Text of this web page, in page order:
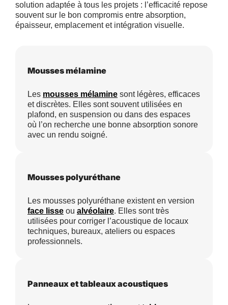
solution adaptée à tous les projets : l’efficacité repose
souvent sur le bon compromis entre absorption,
épaisseur, emplacement et intégration visuelle.
Mousses mélamine
Les mousses mélamine sont légères, efficaces
et discrètes. Elles sont souvent utilisées en
plafond, en suspension ou dans des espaces
où l’on recherche une bonne absorption sonore
avec un rendu soigné.
Mousses polyuréthane
Les mousses polyuréthane existent en version
face lisse ou alvéolaire. Elles sont très
utilisées pour corriger l’acoustique de locaux
techniques, bureaux, ateliers ou espaces
professionnels.
Panneaux et tableaux acoustiques